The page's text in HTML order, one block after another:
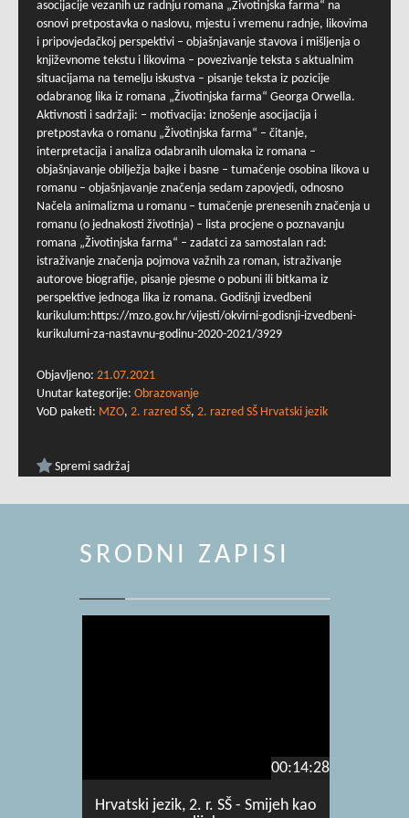
asocijacije vezanih uz radnju romana „Životinjska farma“ na
osnovi pretpostavka o naslovu, mjestu i vremenu radnje, likovima
i pripovjedačkoj perspektivi – objašnjavanje stavova i mišljenja o
književnome tekstu i likovima – povezivanje teksta s aktualnim
situacijama na temelju iskustva – pisanje teksta iz pozicije
odabranog lika iz romana „Životinjska farma“ Georga Orwella.
Aktivnosti i sadržaji: – motivacija: iznošenje asocijacija i
pretpostavka o romanu „Životinjska farma“ – čitanje,
interpretacija i analiza odabranih ulomaka iz romana –
objašnjavanje obilježja bajke i basne – tumačenje osobina likova u
romanu – objašnjavanje značenja sedam zapovjedi, odnosno
Načela animalizma u romanu – tumačenje prenesenih značenja u
romanu (o jednakosti životinja) – lista procjene o poznavanju
romana „Životinjska farma“ – zadatci za samostalan rad:
istraživanje značenja pojmova važnih za roman, istraživanje
autorove biografije, pisanje pjesme o pobuni ili bitkama iz
perspektive jednoga lika iz romana. Godišnji izvedbeni
kurikulum:https://mzo.gov.hr/vijesti/okvirni-godisnji-izvedbeni-
kurikulumi-za-nastavnu-godinu-2020-2021/3929
Objavljeno: 21.07.2021
Unutar kategorije: Obrazovanje
VoD paketi: MZO, 2. razred SŠ, 2. razred SŠ Hrvatski jezik
Spremi sadržaj
SRODNI ZAPISI
00:14:28
Hrvatski jezik, 2. r. SŠ - Smijeh kao